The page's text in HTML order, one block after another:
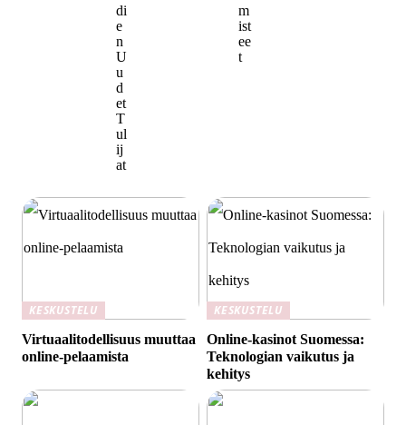
di
e
n
U
u
d
et
T
ul
ij
at
m
ist
ee
t
KESKUSTELU
Virtuaalitodellisuus muuttaa
online-pelaamista
KESKUSTELU
Online-kasinot Suomessa:
Teknologian vaikutus ja
kehitys